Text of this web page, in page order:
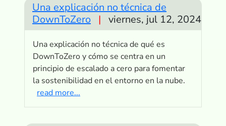
Una explicación no técnica de
DownToZero | viernes, jul 12, 2024
Una explicación no técnica de qué es
DownToZero y cómo se centra en un
principio de escalado a cero para fomentar
la sostenibilidad en el entorno en la nube.
read more...